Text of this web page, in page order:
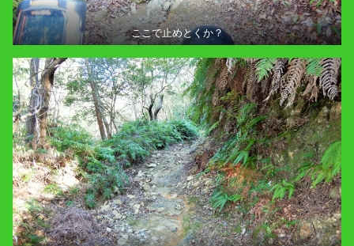
ここで止めとくか？